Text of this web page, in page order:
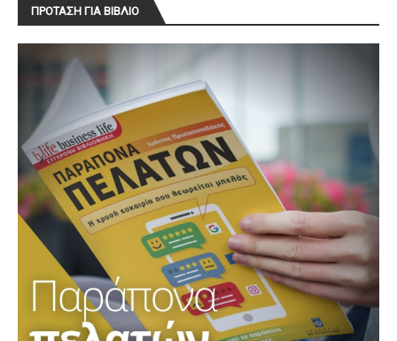
ΠΡΟΤΑΣΗ ΓΙΑ ΒΙΒΛΙΟ